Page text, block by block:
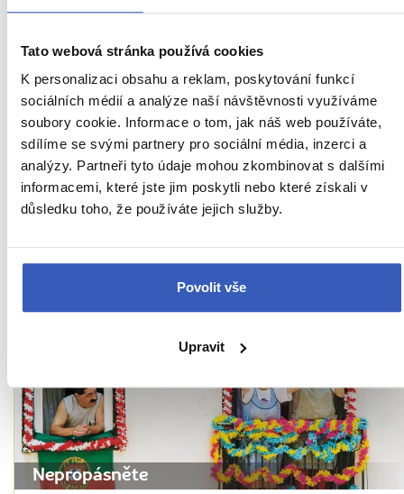
Tato webová stránka používá cookies
K personalizaci obsahu a reklam, poskytování funkcí
sociálních médií a analýze naší návštěvnosti využíváme
soubory cookie. Informace o tom, jak náš web používáte,
sdílíme se svými partnery pro sociální média, inzerci a
analýzy. Partneři tyto údaje mohou zkombinovat s dalšími
informacemi, které jste jim poskytli nebo které získali v
důsledku toho, že používáte jejich služby.
Povolit vše
Upravit
Ukaž všech 78 průvodců
Zajímavosti v- přímo
Nepropásněte